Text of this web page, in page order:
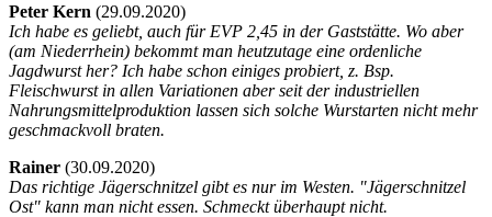
Peter Kern (29.09.2020)
Ich habe es geliebt, auch für EVP 2,45 in der Gaststätte. Wo aber
(am Niederrhein) bekommt man heutzutage eine ordenliche
Jagdwurst her? Ich habe schon einiges probiert, z. Bsp.
Fleischwurst in allen Variationen aber seit der industriellen
Nahrungsmittelproduktion lassen sich solche Wurstarten nicht mehr
geschmackvoll braten.
Rainer (30.09.2020)
Das richtige Jägerschnitzel gibt es nur im Westen. "Jägerschnitzel
Ost" kann man nicht essen. Schmeckt überhaupt nicht.